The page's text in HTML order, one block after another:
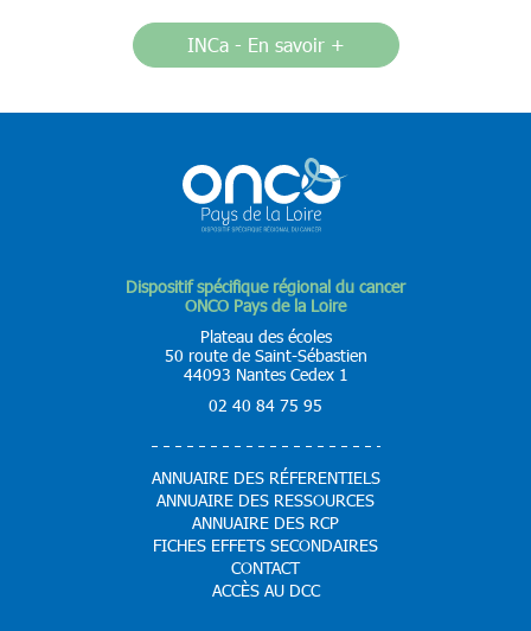
INCa - En savoir +
Dispositif spécifique régional du cancer
ONCO Pays de la Loire
Plateau des écoles
50 route de Saint-Sébastien
44093 Nantes Cedex 1
02 40 84 75 95
ANNUAIRE DES RÉFERENTIELS
ANNUAIRE DES RESSOURCES
ANNUAIRE DES RCP
FICHES EFFETS SECONDAIRES
CONTACT
ACCÈS AU DCC